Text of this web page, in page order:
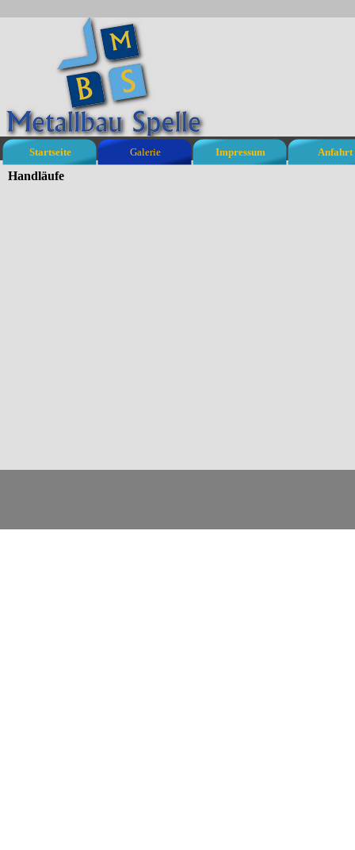
Startseite Galerie Impressum Anfahrt
Handläufe